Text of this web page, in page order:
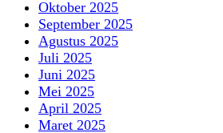
Oktober 2025
September 2025
Agustus 2025
Juli 2025
Juni 2025
Mei 2025
April 2025
Maret 2025